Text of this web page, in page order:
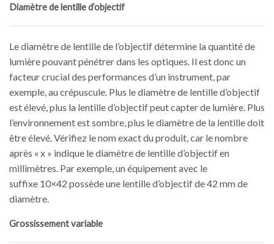
Diamètre de lentille d’objectif
Le diamètre de lentille de l’objectif détermine la quantité de
lumière pouvant pénétrer dans les optiques. Il est donc un
facteur crucial des performances d’un instrument, par
exemple, au crépuscule. Plus le diamètre de lentille d’objectif
est élevé, plus la lentille d’objectif peut capter de lumière. Plus
l’environnement est sombre, plus le diamètre de la lentille doit
être élevé. Vérifiez le nom exact du produit, car le nombre
après « x » indique le diamètre de lentille d’objectif en
millimètres. Par exemple, un équipement avec le
suffixe 10×42 possède une lentille d’objectif de 42 mm de
diamètre.
Grossissement variable